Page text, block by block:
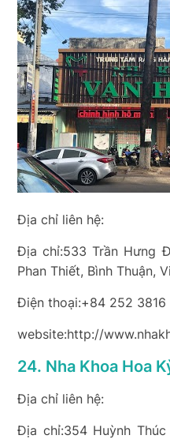
Địa chỉ liên hệ:
Địa chỉ:533 Trần Hưng
Phan Thiết, Bình Thuận,
Điện thoại:+84 252 3816
website:http://
24. Nha Khoa Hoa
Địa chỉ liên hệ:
Địa chỉ:354 Huỳnh